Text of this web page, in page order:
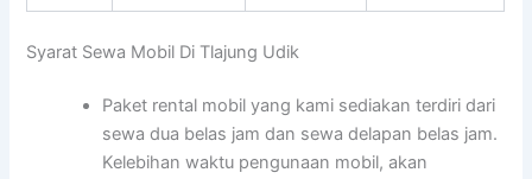
Syarat Sewa Mobil Di Tlajung Udik
Paket rental mobil yang kami sediakan terdiri dari
sewa dua belas jam dan sewa delapan belas jam.
Kelebihan waktu pengunaan mobil, akan